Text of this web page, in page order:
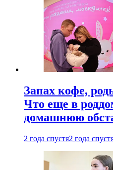
Запах кофе,
Что еще в
домашнюю
2 года спустя2 года